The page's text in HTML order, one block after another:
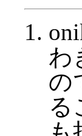
わ
の
る